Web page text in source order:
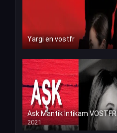
Yargi en vostfr
Ask Mantik İntikam VOSTFR
2021